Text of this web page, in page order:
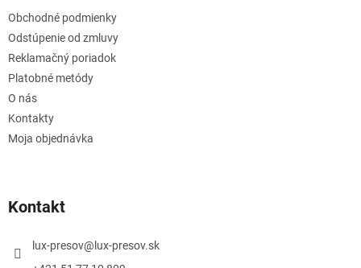
Obchodné podmienky
Odstúpenie od zmluvy
Reklamačný poriadok
Platobné metódy
O nás
Kontakty
Moja objednávka
Kontakt
lux-presov@ lux-presov.sk